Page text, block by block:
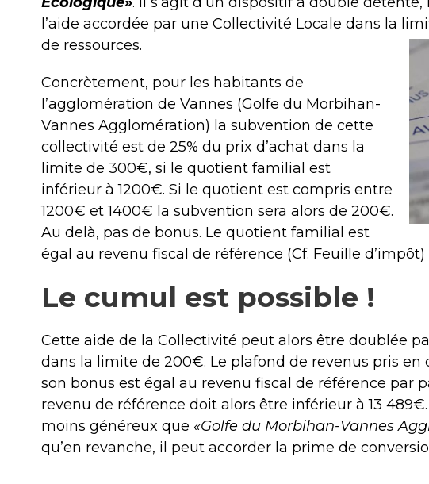
l’aide accordée par une Collectivité Locale dans la
de ressources.
Concrètement, pour les habitants de
l’agglomération de Vannes (Golfe du Morbihan-
Vannes Agglomération) la subvention de cette
collectivité est de 25% du prix d’achat dans la
limite de 300€, si le quotient familial est
inférieur à 1200€. Si le quotient est compris entre
1200€ et 1400€ la subvention sera alors de 200€.
Au delà, pas de bonus. Le quotient familial est
égal au revenu fiscal de référence (Cf. Feuille
Le cumul est possible !
Cette aide de la Collectivité peut alors être doublée
dans la limite de 200€. Le plafond de revenus pris en
son bonus est égal au revenu fiscal de référence par
revenu de référence doit alors être inférieur à 13
moins généreux que «Golfe du Morbihan-Vannes
qu’en revanche, il peut accorder la prime de